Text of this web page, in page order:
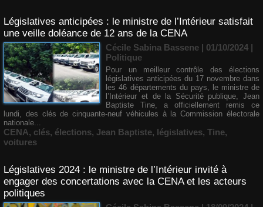
Législatives anticipées : le ministre de l’Intérieur satisfait
une veille doléance de 12 ans de la CENA
Cécile Sabina Bassene | 01/10/2024 |
Politique
Pour un meilleur contrôle des élections
législatives anticipées du 17 novembre dans
les 46 départements du pays, le ministre de
l’Intérieur et de la Sécurité publique, Jean
Baptiste Tine, a officiellement remis ce
lundi, des clés de cinquante-neuf véhicules à la Commission électorale
nationale...
CENA, clés, élections, Jean Baptiste, législatives, Tine,
voitures
Législatives 2024 : le ministre de l’Intérieur invité à
engager des concertations avec la CENA et les acteurs
politiques